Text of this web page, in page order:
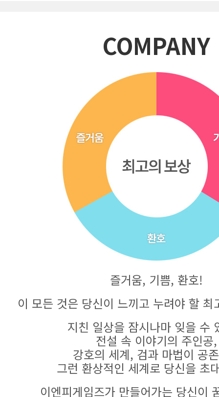
COMPANY
즐거움, 기쁨, 환호!
이 모든 것은 당신이 느끼고 누려야 할 최
지친 일상을 잠시나마 잊을 수
전설 속 이야기의 주인공,
강호의 세계, 검과 마법이 공
그런 환상적인 세계로 당신을 초
이엔피게임즈가 만들어가는 당신이